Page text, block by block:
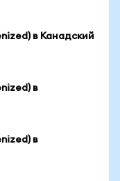
в Канадский
в
в